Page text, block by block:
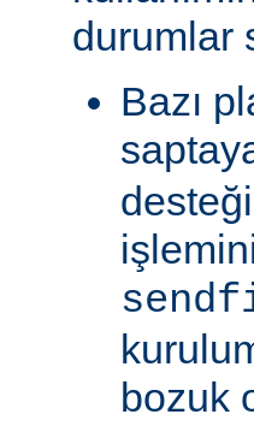
durumlar
Bazı
bozuk